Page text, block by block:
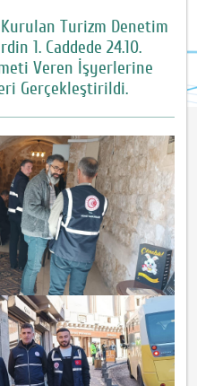
Turizm Denetim
1. Caddede 24.10.
Veren İşyerlerine
Gerçekleştirildi.